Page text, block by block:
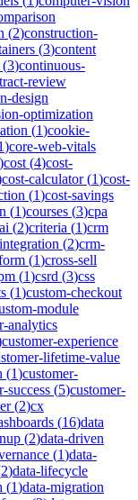
(2)construction-
(3)content
(3)continuous-
review
design
optimization
(1)cookie-
)core-web-vitals
)cost (4)cost-
cost-calculator(1)cost-
(1)cost-savings
(1)courses (3)cpa
(2)criteria (1)crm
(2)crm-
(1)cross-sell
(1)csrd (3)css
(1)custom-checkout
module
analytics
customer-experience
lifetime-value
(1)customer-
success (5)customer-
(2)cx
(16)data
(2)data-driven
(1)data-
2)data-lifecycle
(1)data-migration